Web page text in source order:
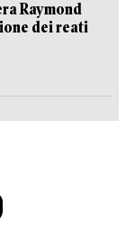
Raymond
dei reati